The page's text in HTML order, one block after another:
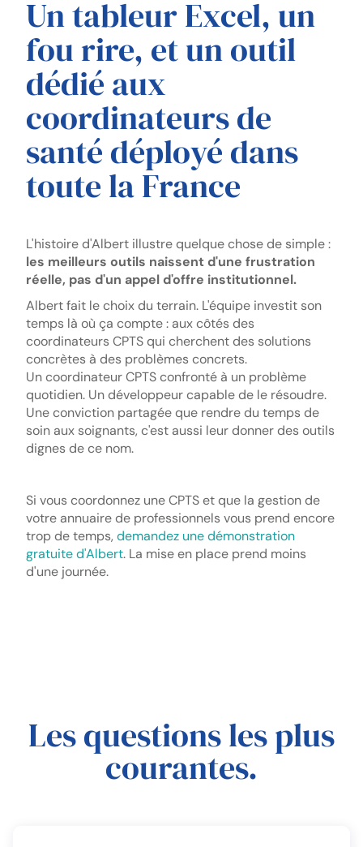
Un tableur Excel, un
fou rire, et un outil
dédié aux
coordinateurs de
santé déployé dans
toute la France
L'histoire d'Albert illustre quelque chose de simple :
les meilleurs outils naissent d'une frustration
réelle, pas d'un appel d'offre institutionnel.
Albert fait le choix du terrain. L'équipe investit son
temps là où ça compte : aux côtés des
coordinateurs CPTS qui cherchent des solutions
concrètes à des problèmes concrets.
Un coordinateur CPTS confronté à un problème
quotidien. Un développeur capable de le résoudre.
Une conviction partagée que rendre du temps de
soin aux soignants, c'est aussi leur donner des outils
dignes de ce nom.
Si vous coordonnez une CPTS et que la gestion de
votre annuaire de professionnels vous prend encore
trop de temps, demandez une démonstration
gratuite d'Albert. La mise en place prend moins
d'une journée.
Les questions les plus
courantes.